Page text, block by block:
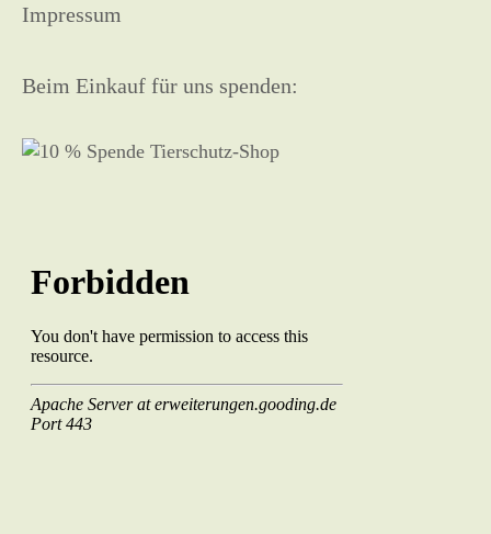
Impressum
Beim Einkauf für uns spenden: